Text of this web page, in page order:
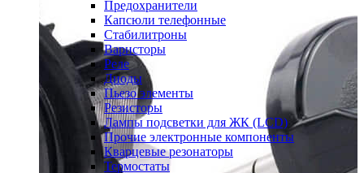
Предохранители
Капсюли телефонные
Стабилитроны
Варисторы
Реле
Диоды
Пьезо элементы
Резисторы
Лампы подсветки для ЖК (LCD)
Прочие электронные компоненты
Кварцевые резонаторы
Термостаты